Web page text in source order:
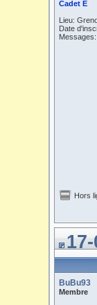
Cadet E
Lieu:
Date
Hors
BuBu93
Membre